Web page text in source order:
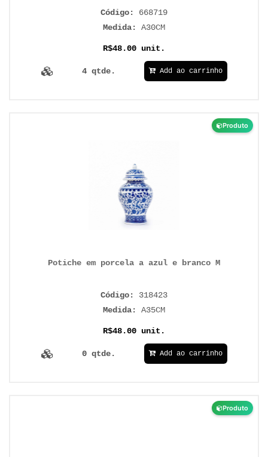
Código: 668719
Medida: A30CM
R$48.00 unit.
4 qtde. Add ao carrinho
Produto
Potiche em porcela a azul e branco M
Código: 318423
Medida: A35CM
R$48.00 unit.
0 qtde. Add ao carrinho
Produto